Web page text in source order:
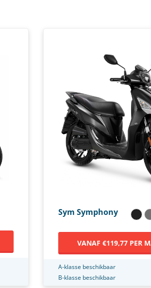
Sym Symphony
VANAF €119,77 PER
A-klasse beschikbaar
B-klasse beschikbaar